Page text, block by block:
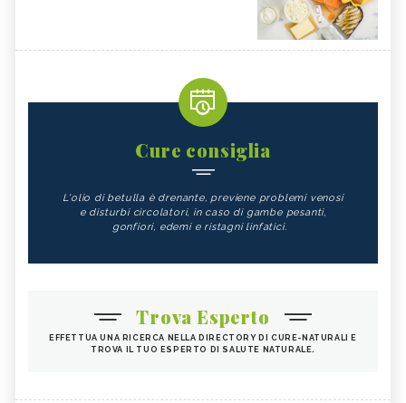
Cure consiglia
L'olio di betulla è drenante, previene problemi venosi
e disturbi circolatori, in caso di gambe pesanti,
gonfiori, edemi e ristagni linfatici.
Trova Esperto
EFFETTUA UNA RICERCA NELLA DIRECTORY DI CURE-NATURALI E
TROVA IL TUO ESPERTO DI SALUTE NATURALE.